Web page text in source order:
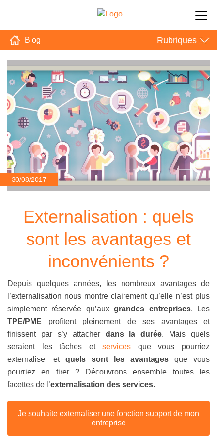
Blog Rubriques
30/08/2017
Externalisation : quels
sont les avantages et
inconvénients ?
Depuis quelques années, les nombreux avantages de
l’externalisation nous montre clairement qu’elle n’est plus
simplement réservée qu’auxgrandes entreprises. Les
TPE/PME profitent pleinement de ses avantages et
finissent par s’y attacher dans la durée. Mais quels
seraient les tâches etservices que vous pourriez
externaliser et quels sont les avantages que vous
pourriez en tirer ? Découvrons ensemble toutes les
facettes de l’externalisation des services.
Je souhaite externaliser une fonction support de mon
entreprise